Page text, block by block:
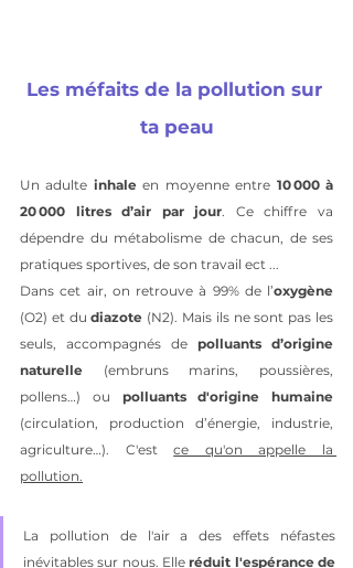
Les méfaits de la pollution sur
ta peau
Un adulte inhale en moyenne entre 10 000 à
20 000 litres d’air par jour. Ce chiffre va
dépendre du métabolisme de chacun, de ses
pratiques sportives, de son travail ect ...
Dans cet air, on retrouve à 99% de l’oxygène
(O2) et du diazote (N2). Mais ils ne sont pas les
seuls, accompagnés de polluants d’origine
naturelle (embruns marins, poussières,
pollens…) ou
(circulation, production d’énergie, industrie,
agriculture…). C'est ce qu'on appelle la
pollution.
La pollution de l'air a des effets néfastes
inévitables sur nous. Elle réduit l'espérance de